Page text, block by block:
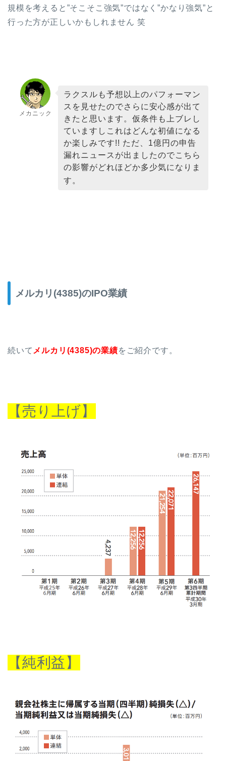
規模を考えると”そこそこ強気”ではなく”かなり強気”と
行った方が正しいかもしれません 笑
メカニック
ラクスルも予想以上のパフォーマン
スを見せたのでさらに安心感が出て
きたと思います。仮条件も上ブレし
ていますしこれはどんな初値になる
か楽しみです!! ただ、1億円の申告
漏れニュースが出ましたのでこちら
の影響がどれほどか多少気になりま
す。
メルカリ(4385)のIPO業績
続いて メルカリ(4385)の業績をご紹介です。
【売り上げ】
【純利益】